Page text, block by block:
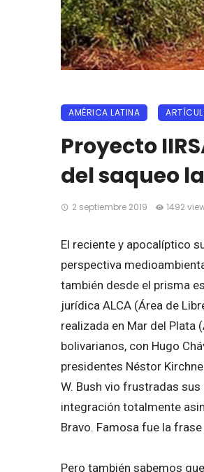
AMÉRICA LATINA
Proyecto
del saqueo
2 septiembre 2019 1492
El reciente y apocalíptico
perspectiva
también desde el prisma
jurídica ALCA (Área de
realizada en Mar del Plata
bolivarianos, con Hugo
presidentes Néstor
W. Bush vio frustradas
integración totalmente
Bravo. Famosa fue la
Pero también sabemos